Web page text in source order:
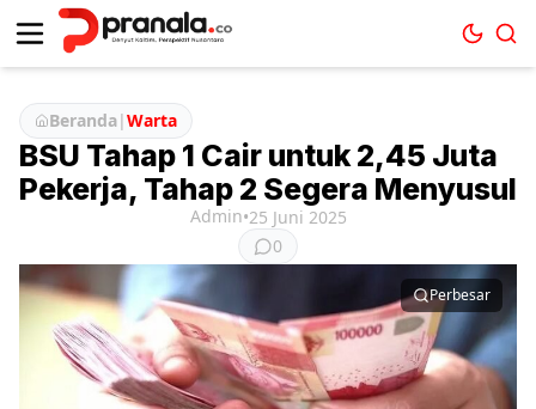
Beranda|Warta
BSU Tahap 1 Cair untuk 2,45 Juta
Pekerja, Tahap 2 Segera Menyusul
Admin•25 Juni 2025
0
Perbesar